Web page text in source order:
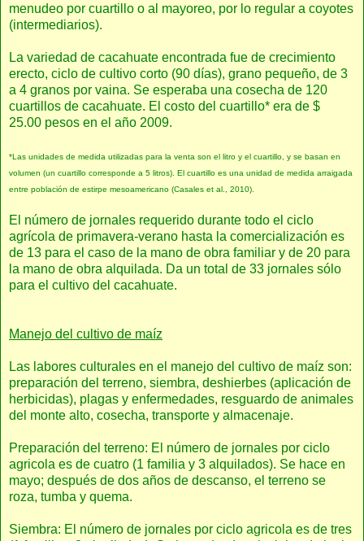
menudeo por cuartillo o al mayoreo, por lo regular a coyotes
(intermediarios).
La variedad de cacahuate encontrada fue de crecimiento
erecto, ciclo de cultivo corto (90 días), grano pequeño, de 3
a 4 granos por vaina. Se esperaba una cosecha de 120
cuartillos de cacahuate. El costo del cuartillo* era de $
25.00 pesos en el año 2009.
*Las unidades de medida utilizadas para la venta son el litro y el cuartillo, y se basan en
volumen (un cuartillo corresponde a 5 litros). El cuartillo es una unidad de medida arraigada
entre población de estirpe mesoamericano (Casales et al., 2010).
El número de jornales requerido durante todo el ciclo
agrícola de primavera-verano hasta la comercialización es
de 13 para el caso de la mano de obra familiar y de 20 para
la mano de obra alquilada. Da un total de 33 jornales sólo
para el cultivo del cacahuate.
Manejo del cultivo de maíz
Las labores culturales en el manejo del cultivo de maíz son:
preparación del terreno, siembra, deshierbes (aplicación de
herbicidas), plagas y enfermedades, resguardo de animales
del monte alto, cosecha, transporte y almacenaje.
Preparación del terreno: El número de jornales por ciclo
agricola es de cuatro (1 familia y 3 alquilados). Se hace en
mayo; después de dos años de descanso, el terreno se
roza, tumba y quema.
Siembra: El número de jornales por ciclo agricola es de tres